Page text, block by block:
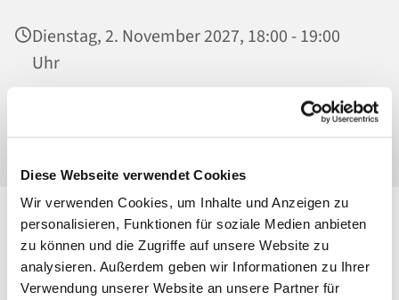
Diese Webseite verwendet Cookies
Wir verwenden Cookies, um Inhalte und Anzeigen zu
personalisieren, Funktionen für soziale Medien anbieten
zu können und die Zugriffe auf unsere Website zu
analysieren. Außerdem geben wir Informationen zu Ihrer
Verwendung unserer Website an unsere Partner für
Dienstag, 2. November 2027, 18:00 - 19:00
Uhr
Ss. Corpus Christi, Kirche, Conrad-Blenkle-
Straße 64, 10407 Berlin